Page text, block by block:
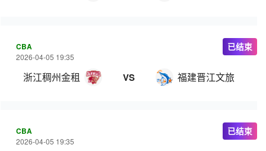
CBA
2026-04-05 19:35
浙江稠州金租 VS 福建晋江文旅
已结束
CBA
2026-04-05 19:35
已结束